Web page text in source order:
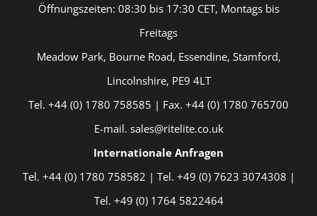
Öffnungszeiten: 08:30 bis 17:30 CET, Montags bis
Freitags
Meadow Park, Bourne Road, Essendine, Stamford,
Lincolnshire, PE9 4LT
Tel. +44 (0) 1780 758585 | Fax. +44 (0) 1780 765700
E-mail. sales@ritelite.co.uk
Internationale Anfragen
Tel. +44 (0) 1780 758582 | Tel. +49 (0) 7623 3074308 |
Tel. +49 (0) 1764 5822464